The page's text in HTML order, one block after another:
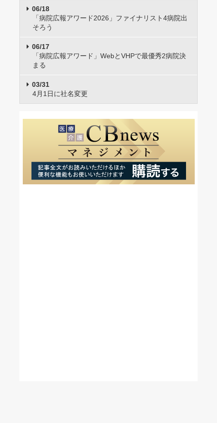
06/18
「病院広報アワード2026」ファイナリスト4病院出
そろう
06/17
「病院広報アワード」WebとVHPで最優秀2病院決
まる
03/31
4月1日に社名変更